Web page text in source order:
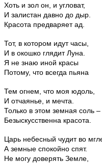
Хоть и зол он, и угловат,
И залистан давно до дыр.
Красота предваряет ад.
Тот, в котором идут часы,
И в окошко глядит Луна.
Я не знаю иной красы
Потому, что всегда пьяна
Тем огнем, что моя юдоль,
И отчаянье, и мечта.
Только в этом земная соль –
Безыскусственна красота.
Царь небесный чудит во
А земные спокойно спят.
Не могу доверять Земле,